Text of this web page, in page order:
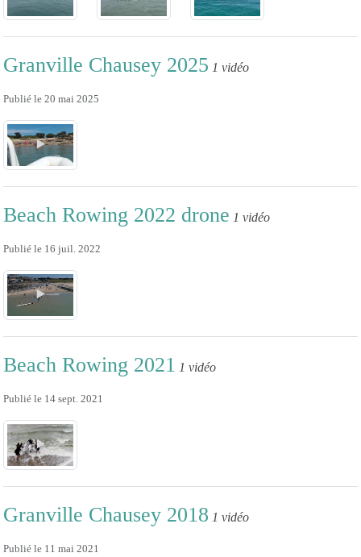
Granville Chausey 2025 1 vidéo
Publié le 20 mai 2025
Beach Rowing 2022 drone 1 vidéo
Publié le 16 juil. 2022
Beach Rowing 2021 1 vidéo
Publié le 14 sept. 2021
Granville Chausey 2018 1 vidéo
Publié le 11 mai 2021